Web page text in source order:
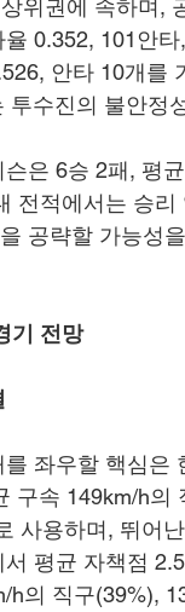
위권에 속하며,
율 0.352, 101안
안타 10개를
투수진의 불안정
은 6승 2패, 평
전적에서는 승
공략할 가능성
기 전망
좌우할 핵심은
구속 149km/h의
사용하며, 뛰어
평균 자책점
h의 직구(39%),